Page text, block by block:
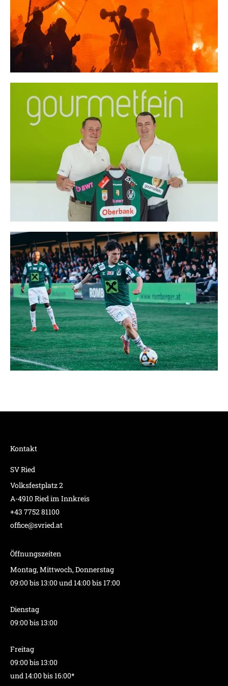
Kontakt
SV Ried
Volksfestplatz 2
A-4910 Ried im Innkreis
+43 7752 81100
office@svried.at
Öffnungszeiten
Montag, Mittwoch, Donnerstag
09:00 bis 13:00 und 14:00 bis 17:00
Dienstag
09:00 bis 13:00
Freitag
09:00 bis 13:00
und 14:00 bis 16:00*